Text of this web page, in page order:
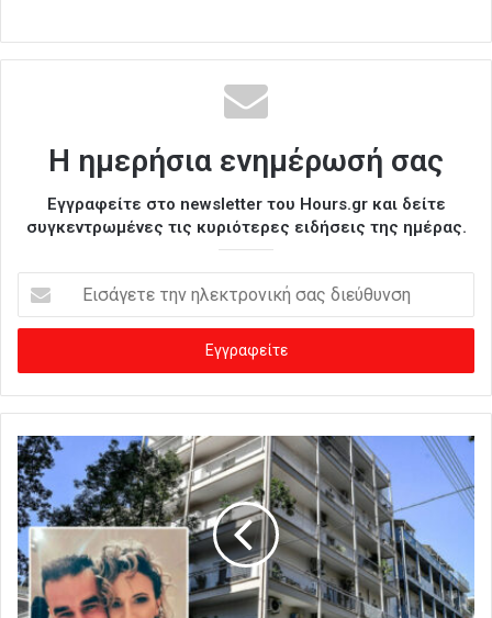
Η ημερήσια ενημέρωσή σας
Εγγραφείτε στο newsletter του Hours.gr και δείτε
συγκεντρωμένες τις κυριότερες ειδήσεις της ημέρας.
σ
γ
ε
ε
τ
η
ν
η
λ
ε
κ